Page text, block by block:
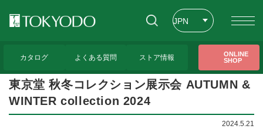
JPN
カタログ よくある質問 ストア情報
ONLINE
SHOP
東京堂 秋冬コレクション展示会 AUTUMN & WIN
TER collection 2024
東京堂 秋冬コレクション展示会 AUTUMN &
WINTER collection 2024
2024.5.21